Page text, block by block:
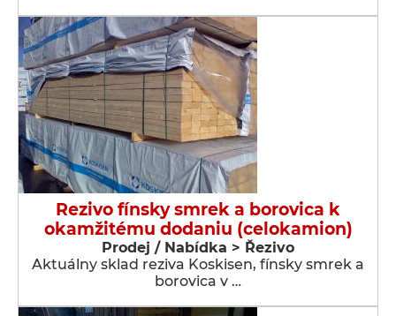
Rezivo fínsky smrek a borovica k
okamžitému dodaniu (celokamion)
Prodej / Nabídka > Řezivo
Aktuálny sklad reziva Koskisen, fínsky smrek a
borovica v …